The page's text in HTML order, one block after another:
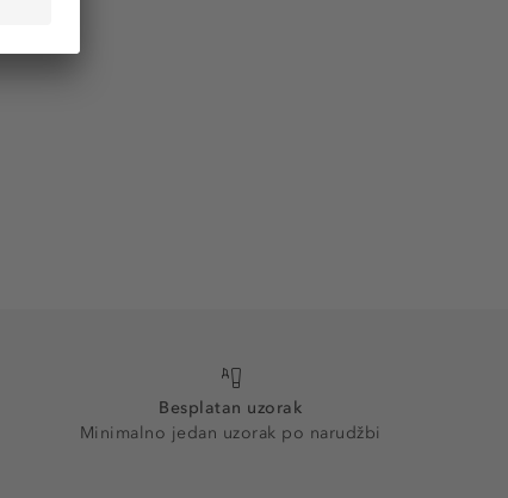
Besplatan uzorak
Minimalno jedan uzorak po narudžbi